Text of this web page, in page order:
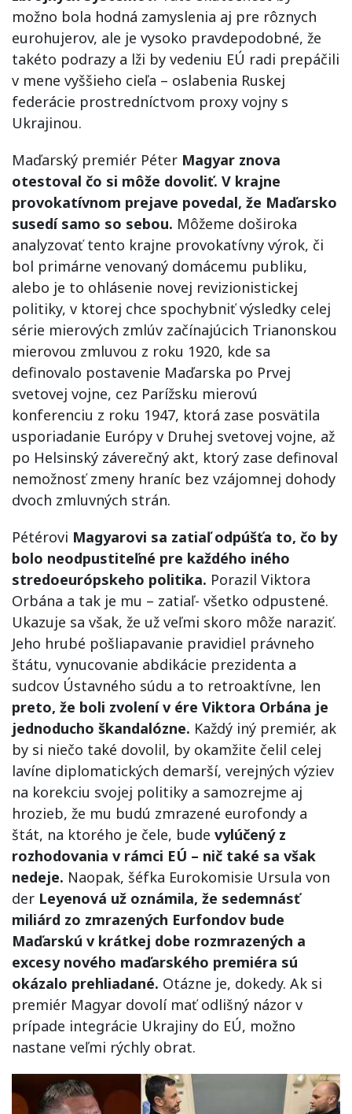
možno bola hodná zamyslenia aj pre rôznych
eurohujerov, ale je vysoko pravdepodobné, že
takéto podrazy a lži by vedeniu EÚ radi prepáčili
v mene vyššieho cieľa – oslabenia Ruskej
federácie prostredníctvom proxy vojny s
Ukrajinou.
Maďarský premiér Péter Magyar znova
otestoval čo si môže dovoliť. V krajne
provokatívnom prejave povedal, že Maďarsko
susedí samo so sebou. Môžeme doširoka
analyzovať tento krajne provokatívny výrok, či
bol primárne venovaný domácemu publiku,
alebo je to ohlásenie novej revizionistickej
politiky, v ktorej chce spochybniť výsledky celej
série mierových zmlúv začínajúcich Trianonskou
mierovou zmluvou z roku 1920, kde sa
definovalo postavenie Maďarska po Prvej
svetovej vojne, cez Parížsku mierovú
konferenciu z roku 1947, ktorá zase posvätila
usporiadanie Európy v Druhej svetovej vojne, až
po Helsinský záverečný akt, ktorý zase definoval
nemožnosť zmeny hraníc bez vzájomnej dohody
dvoch zmluvných strán.
Pétérovi Magyarovi sa zatiaľ odpúšťa to, čo by
bolo neodpustiteľné pre každého iného
stredoeurópskeho politika. Porazil Viktora
Orbána a tak je mu – zatiaľ- všetko odpustené.
Ukazuje sa však, že už veľmi skoro môže naraziť.
Jeho hrubé pošliapavanie pravidiel právneho
štátu, vynucovanie abdikácie prezidenta a
sudcov Ústavného súdu a to retroaktívne, len
preto, že boli zvolení v ére Viktora Orbána je
jednoducho škandalózne. Každý iný premiér, ak
by si niečo také dovolil, by okamžite čelil celej
lavíne diplomatických demarší, verejných výziev
na korekciu svojej politiky a samozrejme aj
hrozieb, že mu budú zmrazené eurofondy a
štát, na ktorého je čele, bude vylúčený z
rozhodovania v rámci EÚ – nič také sa však
nedeje. Naopak, šéfka Eurokomisie Ursula von
der Leyenová už oznámila, že sedemnásť
miliárd zo zmrazených Eurfondov bude
Maďarskú v krátkej dobe rozmrazených a
excesy nového maďarského premiéra sú
okázalo prehliadané. Otázne je, dokedy. Ak si
premiér Magyar dovolí mať odlišný názor v
prípade integrácie Ukrajiny do EÚ, možno
nastane veľmi rýchly obrat.